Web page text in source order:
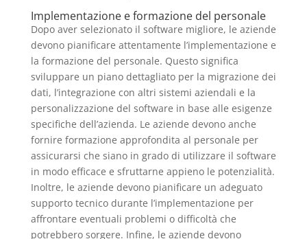
Implementazione e formazione del personale
Dopo aver selezionato il software migliore, le aziende
devono pianificare attentamente l’implementazione e
la formazione del personale. Questo significa
sviluppare un piano dettagliato per la migrazione dei
dati, l’integrazione con altri sistemi aziendali e la
personalizzazione del software in base alle esigenze
specifiche dell’azienda. Le aziende devono anche
fornire formazione approfondita al personale per
assicurarsi che siano in grado di utilizzare il software
in modo efficace e sfruttarne appieno le potenzialità.
Inoltre, le aziende devono pianificare un adeguato
supporto tecnico durante l’implementazione per
affrontare eventuali problemi o difficoltà che
potrebbero sorgere. Infine, le aziende devono